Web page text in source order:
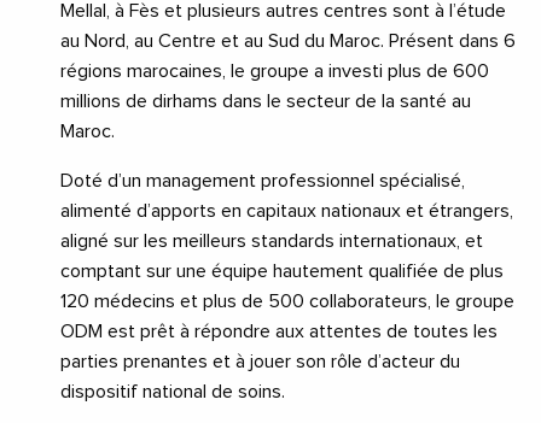
Mellal, à Fès et plusieurs autres centres sont à l’étude
au Nord, au Centre et au Sud du Maroc. Présent dans 6
régions marocaines, le groupe a investi plus de 600
millions de dirhams dans le secteur de la santé au
Maroc.
Doté d’un management professionnel spécialisé,
alimenté d’apports en capitaux nationaux et étrangers,
aligné sur les meilleurs standards internationaux, et
comptant sur une équipe hautement qualifiée de plus
120 médecins et plus de 500 collaborateurs, le groupe
ODM est prêt à répondre aux attentes de toutes les
parties prenantes et à jouer son rôle d’acteur du
dispositif national de soins.